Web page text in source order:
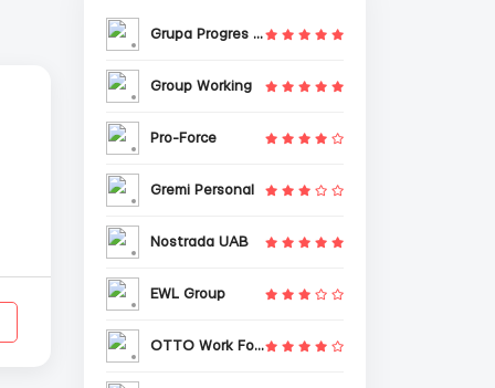
Grupa Progres Sp. z o.o.
Group Working
Pro-Force
Gremi Personal
Nostrada UAB
EWL Group
OTTO Work Force